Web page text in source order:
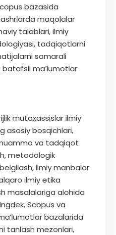
bazasida
maqolalar
talablari, ilmiy
tadqiqotlarni
samarali
ma’lumotlar
mutaxassislar ilmiy
asosiy bosqichlari,
va tadqiqot
metodologik
ilmiy manbalar
ilmiy etika
masalalariga alohida
Scopus va
bazalarida
tanlash mezonlari,